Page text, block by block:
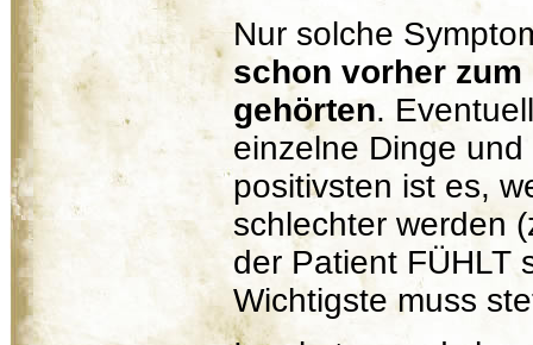
Nur solche
schon vorher
gehörten.
einzelne Dinge
positivsten ist es,
schlechter werden
der Patient FÜHLT
Wichtigste muss